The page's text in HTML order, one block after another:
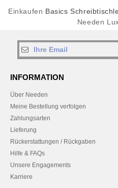
Einkaufen Basics
Needen
INFORMATION
Über Needen
Meine Bestellung verfolgen
Zahlungsarten
Lieferung
Rückerstattungen / Rückgaben
Hilfe & FAQs
Unsere Engagements
Karriere